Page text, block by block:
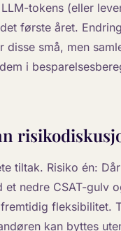
tokens (eller
første året.
disse små, men
i
tiltak. Risiko én:
nedre CSAT-gulv
fleksibilitet.
kan byttes